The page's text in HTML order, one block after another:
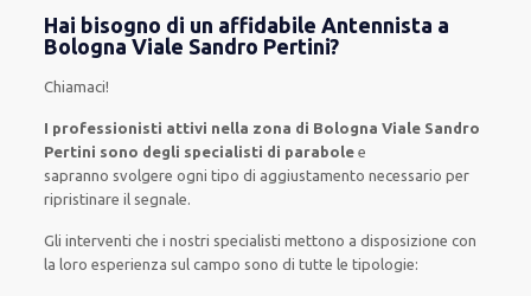
Hai bisogno di un affidabile Antennista a
Bologna Viale Sandro Pertini?
Chiamaci!
I professionisti attivi nella zona di Bologna Viale Sandro
Pertini sono degli specialisti di parabole e
sapranno svolgere ogni tipo di aggiustamento necessario per
ripristinare il segnale.
Gli interventi che i nostri specialisti mettono a disposizione con
la loro esperienza sul campo sono di tutte le tipologie: